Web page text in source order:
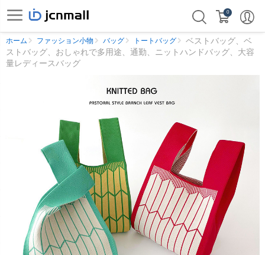
0
ホーム ファッション小物 バッグ トートバッグ
ベストバッグ、ベ
ストバッグ、おしゃれで多用途、通勤、ニットハンドバッグ、大容
量レディースバッグ